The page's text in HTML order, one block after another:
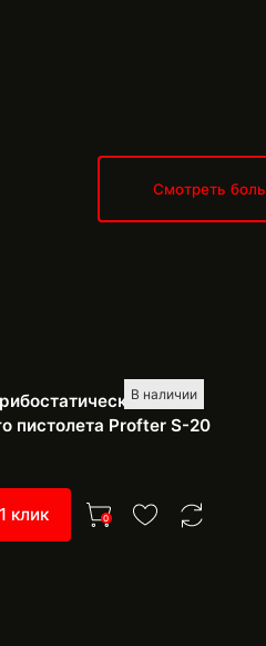
Смотреть
В наличии
пистолета Profter S-20
клик 0